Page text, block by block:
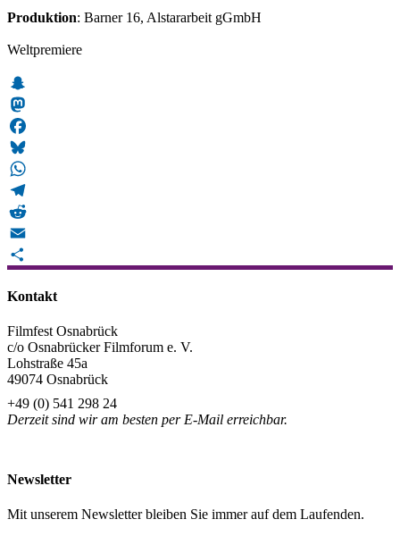
Produktion: Barner 16, Alstararbeit gGmbH
Weltpremiere
Snapchat
Mastodon
Facebook
Bluesky
WhatsApp
Telegram
Reddit
Email
Kontakt
Filmfest Osnabrück
c/o Osnabrücker Filmforum e. V.
Lohstraße 45a
49074 Osnabrück
+49 (0) 541 298 24
Derzeit sind wir am besten per E-Mail erreichbar.
Newsletter
Mit unserem Newsletter bleiben Sie immer auf dem Laufenden.